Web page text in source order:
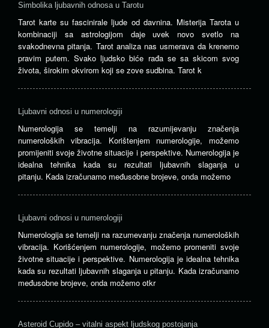
Simbolika ljubavnih odnosa u Tarotu
Tarot karte su fascinirale ljude od davnina. Misterija Tarota u
kombinaciji sa astrologijom daje uvek novo svetlo na
svakodnevna pitanja. Tarot analiza nas usmerava da krenemo
pravim putem. Svako ljudsko biće rađa se sa skicom svog
života, širokim okvirom koji se zove sudbina. Tarot k
Ljubavni odnosi u numerologiji
Numerologija se temelji na razumijevanju značenja
numeroloških vibracija. Korištenjem numerologije, možemo
promijeniti svoje životne situacije i perspektive. Numerologija je
idealna tehnika kada su rezultati ljubavnih slaganja u
pitanju. Kada izračunamo međusobne brojeve, onda možemo
Ljubavni odnosi u numerologiji
Numerologija se temelji na razumevanju značenja numeroloških
vibracija. Korišćenjem numerologije, možemo promeniti svoje
životne situacije i perspektive. Numerologija je idealna tehnika
kada su rezultati ljubavnih slaganja u pitanju. Kada izračunamo
međusobne brojeve, onda možemo otkr
Asteroid Cupido – vitalni aspekt ljudskog postojanja